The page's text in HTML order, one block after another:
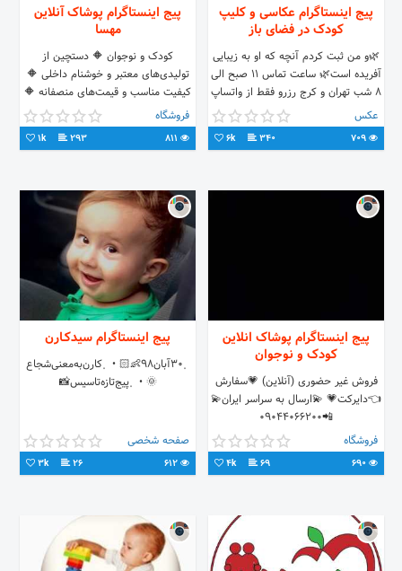
پیج اینستاگرام عکاسی و کلیپ
کودک در فضای باز
🌿و من ثبت کردم آنچه که او به زیبایی
آفریده است🌿 ساعت تماس ۱۱ صبح الی
۸ شب تهران و کرج رزرو فقط از واتساپ
09126661157 ⛔کپی پیگرد قانونی دارد
⛔
عکس
340
6k
پیج اینستاگرام پوشاک آنلاین
مهسا
‌کودک و نوجوان ‌🔶 ‌دستچین از
تولیدی‌های معتبر و خوشنام داخلی ‌🔶
‌کیفیت مناسب و قیمت‌های منصفانه ‌🔶
‌پاسخ‌گویی و ارسال سریع (پیشتاز) ‌🔶‌
مسولیت‌پذیری‌
فروشگاه
293
1k
پیج اینستاگرام پوشاک انلاین
کودک و نوجوان
فروش غیر حضوری (آنلاین) 💗سفارش
👈دایرکت💗 💫ارسال به سراسر ایران💫
📲09044066200
فروشگاه
69
4k
پیج اینستاگرام سيدكـارن
﮼٣٠آبان٩٨👶🏻 • ﮼كارن‌به‌معنی‌شجاع
🌞 • ﮼پیج‌تازه‌تاسیس📸
صفحه شخصی
26
3k